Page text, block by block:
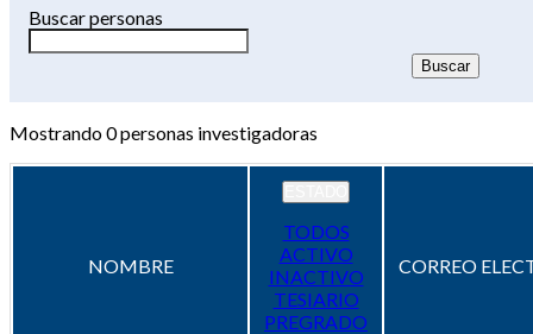
Buscar personas
Mostrando0personas investigadoras
NOMBRE
TODOS
ACTIVO
INACTIVO
TESIARIO
PREGRADO
CORREO